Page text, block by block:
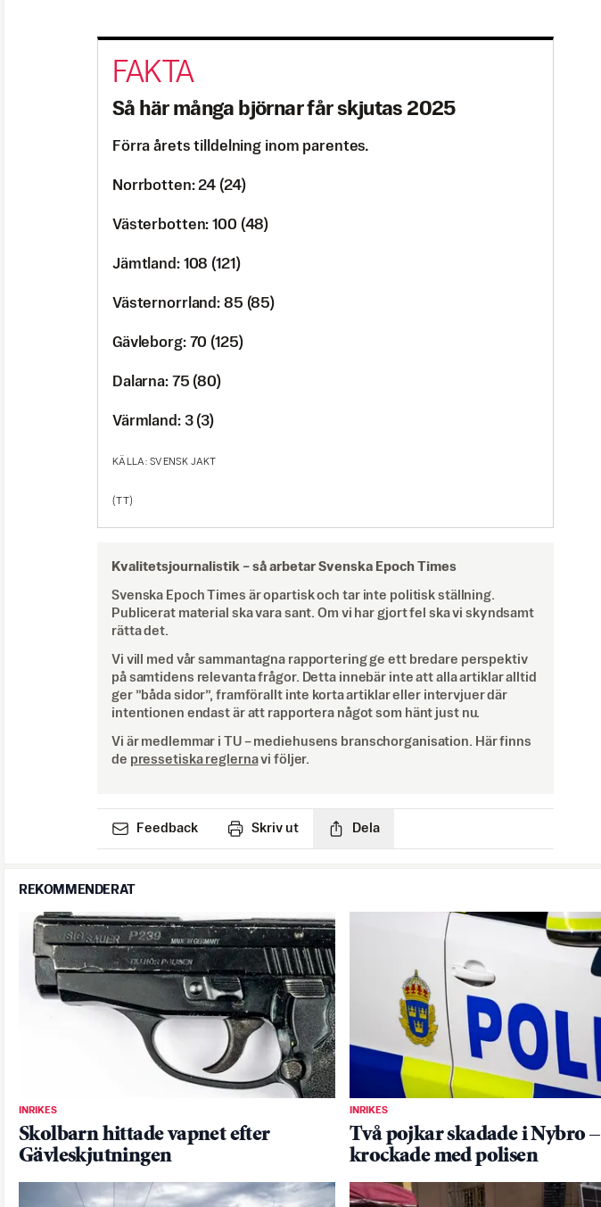
Så här många björnar får skjutas 2025
Förra årets tilldelning inom parentes.
Norrbotten: 24 (24)
Västerbotten: 100 (48)
Jämtland: 108 (121)
Västernorrland: 85 (85)
Gävleborg: 70 (125)
Dalarna: 75 (80)
Värmland: 3 (3)
KÄLLA: SVENSK JAKT
(TT)
Kvalitetsjournalistik – så arbetar Svenska Epoch Times
Svenska Epoch Times är opartisk och tar inte politisk ställning.
Publicerat material ska vara sant. Om vi har gjort fel ska vi skyndsamt
rätta det.
Vi vill med vår sammantagna rapportering ge ett bredare perspektiv
på samtidens relevanta frågor. Detta innebär inte att alla artiklar alltid
ger ”båda sidor”, framförallt inte korta artiklar eller intervjuer där
intentionen endast är att rapportera något som hänt just nu.
Vi är medlemmar i TU – mediehusens branschorganisation. Här finns
de pressetiska reglernavi följer.
Feedback Skriv ut Dela
REKOMMENDERAT
INRIKES
Skolbarn hittade vapnet efter
Gävleskjutningen
INRIKES
Två pojkar skadade i Nybro –
krockade med polisen